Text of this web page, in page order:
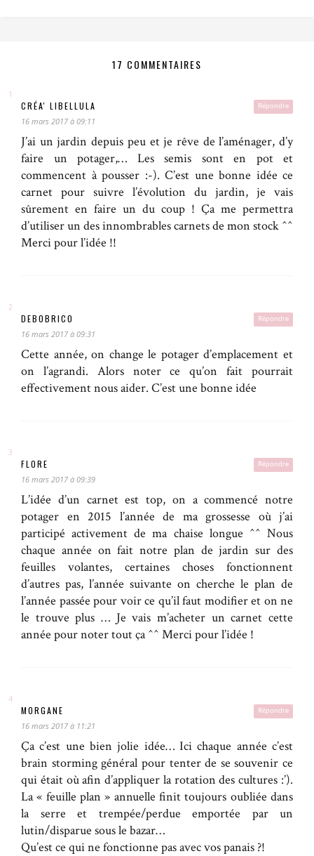
17 COMMENTAIRES
Répondre
CRÉA' LIBELLULA
16 mars 2017 à 09:11
J’ai un jardin depuis peu et je rêve de l’aménager, d’y
faire un potager,… Les semis sont en pot et
commencent à pousser :-). C’est une bonne idée ce
carnet pour suivre l’évolution du jardin, je vais
sûrement en faire un du coup ! Ça me permettra
d’utiliser un des innombrables carnets de mon stock ^^
Merci pour l’idée !!
Répondre
DEBOBRICO
16 mars 2017 à 09:31
Cette année, on change le potager d’emplacement et
on l’agrandi. Alors noter ce qu’on fait pourrait
effectivement nous aider. C’est une bonne idée
Répondre
FLORE
16 mars 2017 à 09:39
L’idée d’un carnet est top, on a commencé notre
potager en 2015 l’année de ma grossesse où j’ai
participé activement de ma chaise longue ^^ Nous
chaque année on fait notre plan de jardin sur des
feuilles volantes, certaines choses fonctionnent
d’autres pas, l’année suivante on cherche le plan de
l’année passée pour voir ce qu’il faut modifier et on ne
le trouve plus … Je vais m’acheter un carnet cette
année pour noter tout ça ^^ Merci pour l’idée !
Répondre
MORGANE
16 mars 2017 à 11:21
Ça c’est une bien jolie idée… Ici chaque année c’est
brain storming général pour tenter de se souvenir ce
qui était où afin d’appliquer la rotation des cultures :’).
La « feuille plan » annuelle finit toujours oubliée dans
la serre et trempée/perdue emportée par un
lutin/disparue sous le bazar…
Qu’est ce qui ne fonctionne pas avec vos panais ?!